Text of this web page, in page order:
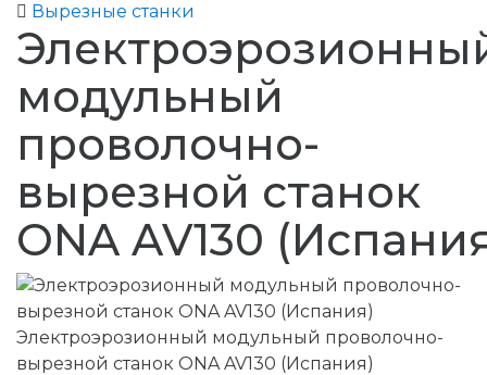
Вырезные станки
модульный
проволочно-
вырезной станок
ONA AV130
Электроэрозионный модульный проволочно-
вырезной станок ONA AV130 (Испания)